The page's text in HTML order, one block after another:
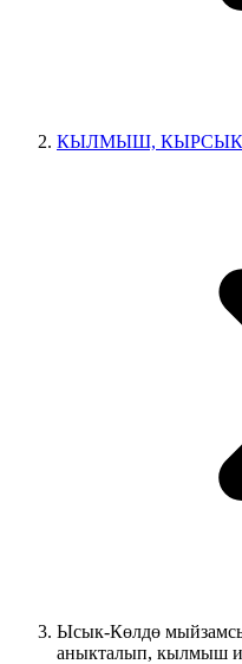
КЫЛМЫШ,
Ысык-Көлдө
аныкталып, кылмыш